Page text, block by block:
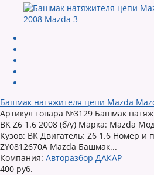
Башмак натяжителя цепи Mazda
Артикул товара №3129 Башмак
BK Z6 1.6 2008 (б/у) Марка: Mazda
Кузов: BK Двигатель: Z6 1.6 Номер и
ZY0812670A Mazda Башмак...
Компания: Авторазбор ДАКАР
400 руб.